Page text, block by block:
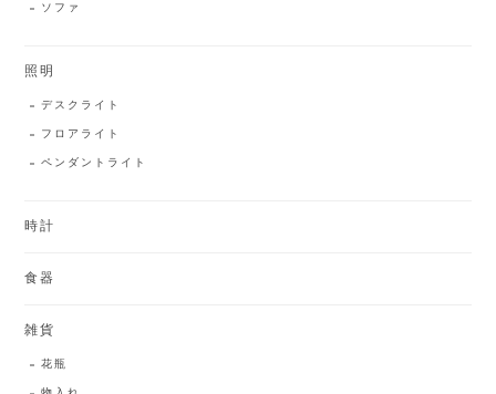
ソファ
照明
デスクライト
フロアライト
ペンダントライト
時計
食器
雑貨
花瓶